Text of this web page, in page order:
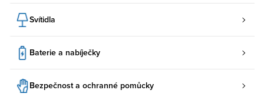
Svítidla
Baterie a nabíječky
Bezpečnost a ochranné pomůcky